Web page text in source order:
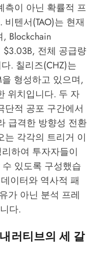
측이 아닌 확률적 프
텐서(TAO)는 현재
, Blockchain
전체 공급량
. 칠리즈(CHZ)는
형성하고 있으며,
위치입니다. 두 자
단적 공포 구간에서
급격한 방향성 전환
는 각각의 트리거 이
하여 투자자들이
있도록 구성했습
이터와 역사적 패
가 아닌 분석 프레
다.
러티브의 세 갈